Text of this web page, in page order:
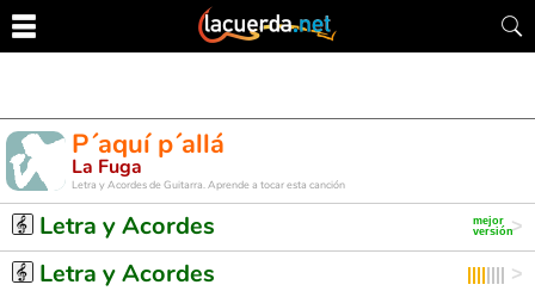
P´aquí p´allá
La Fuga
Letra y Acordes de Guitarra. Aprende a tocar esta canción
Letra y Acordes
Letra y Acordes